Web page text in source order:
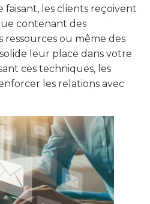
faisant, les clients reçoivent
contenant des
ressources ou même des
leur place dans votre
ces techniques, les
les relations avec